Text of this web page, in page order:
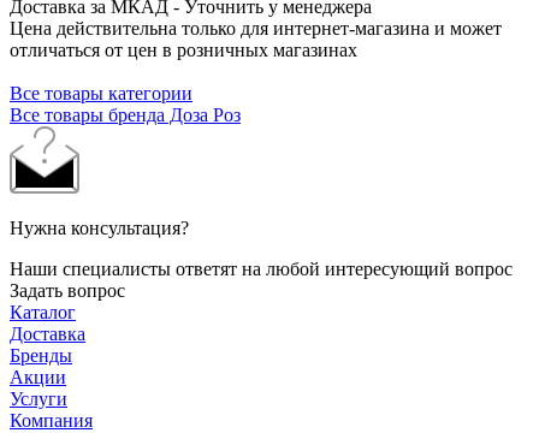
Доставка за МКАД - Уточнить у менеджера
Цена действительна только для интернет-магазина и может
отличаться от цен в розничных магазинах
Все товары категории
Все товары бренда Доза Роз
Нужна консультация?
Наши специалисты ответят на любой интересующий вопрос
Задать вопрос
Каталог
Доставка
Бренды
Акции
Услуги
Компания